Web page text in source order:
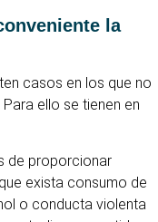
la
casos en los que no
ello se tienen en
de proporcionar
exista consumo de
o conducta violenta